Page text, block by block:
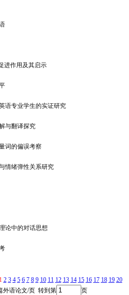
进作用及其启示
语专业学生的实证研究
与翻译探究
词的偏误考察
情绪弹性关系研究
论中的对话思想
1 2 3 4 5 6 7 8 9 10 11 12 13 14 15 16 17 18 19 20
外语论文/页 转到第 页